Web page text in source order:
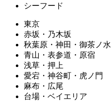
シーフード
東京
赤坂・乃木坂
秋葉原・神田・御茶ノ水
青山・表参道・原宿
浅草・押上
愛宕・神谷町・虎ノ門
麻布・広尾
台場・ベイエリア